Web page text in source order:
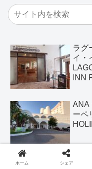
ラグ
イ・
INN
ANA
ーペ
イ
ホーム シェア